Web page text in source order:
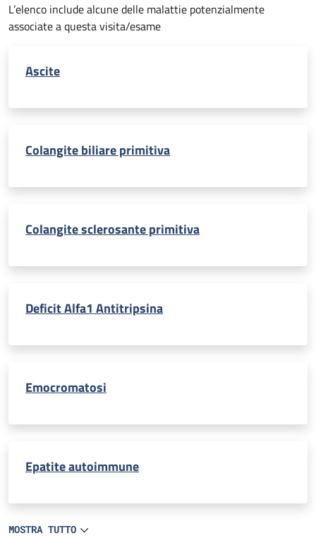
L’elenco include alcune delle malattie potenzialmente
associate a questa visita/esame
Ascite
Colangite biliare primitiva
Colangite sclerosante primitiva
Deficit Alfa1 Antitripsina
Emocromatosi
Epatite autoimmune
MOSTRA TUTTO